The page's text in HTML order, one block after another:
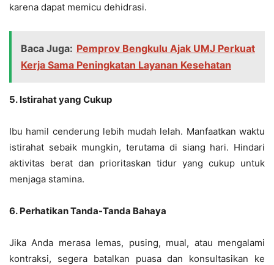
karena dapat memicu dehidrasi.
Baca Juga: Pemprov Bengkulu Ajak UMJ Perkuat
Kerja Sama Peningkatan Layanan Kesehatan
5. Istirahat yang Cukup
Ibu hamil cenderung lebih mudah lelah. Manfaatkan waktu
istirahat sebaik mungkin, terutama di siang hari. Hindari
aktivitas berat dan prioritaskan tidur yang cukup untuk
menjaga stamina.
6. Perhatikan Tanda-Tanda Bahaya
Jika Anda merasa lemas, pusing, mual, atau mengalami
kontraksi, segera batalkan puasa dan konsultasikan ke